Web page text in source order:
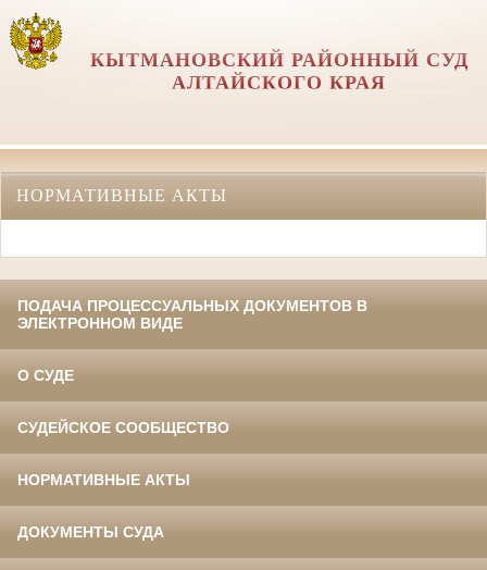
КЫТМАНОВСКИЙ РАЙОННЫЙ СУД
АЛТАЙСКОГО КРАЯ
НОРМАТИВНЫЕ АКТЫ
ПОДАЧА ПРОЦЕССУАЛЬНЫХ ДОКУМЕНТОВ В
ЭЛЕКТРОННОМ ВИДЕ
О СУДЕ
СУДЕЙСКОЕ СООБЩЕСТВО
НОРМАТИВНЫЕ АКТЫ
ДОКУМЕНТЫ СУДА